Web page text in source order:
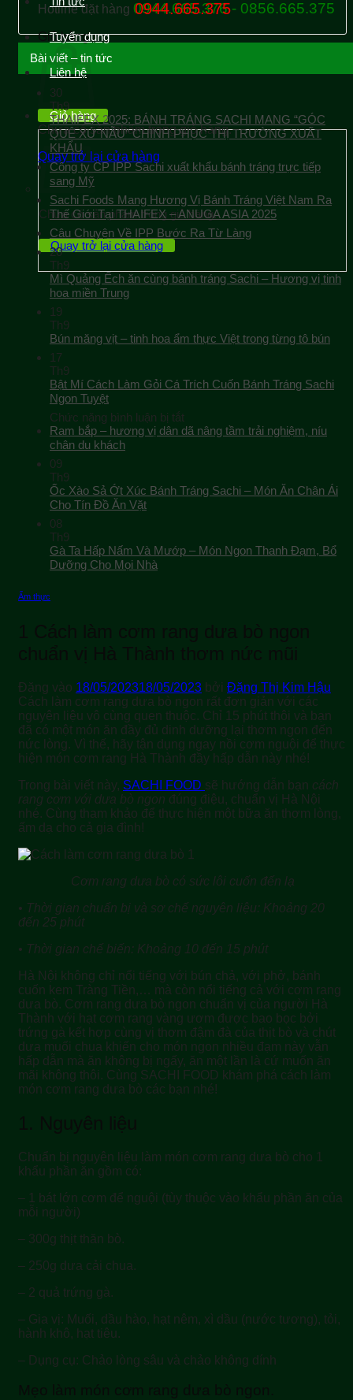
Hotline đặt hàng 0944.665.376 - 0856.665.375
Giỏ hàng
Chưa có sản phẩm trong giỏ hàng.
Quay trở lại cửa hàng
Tuyển dụng
Liên hệ
Giỏ hàng
Chưa có sản phẩm trong giỏ hàng.
Quay trở lại cửa hàng
0944.665.375
Bài viết – tin tức
30
Th9
THAIFEX 2025: BÁNH TRÁNG SACHI MANG “GÓC
QUÊ XỨ NẪU” CHINH PHỤC THỊ TRƯỜNG XUẤT
KHẨU
Công ty CP IPP Sachi xuất khẩu bánh tráng trực tiếp
sang Mỹ
Sachi Foods Mang Hương Vị Bánh Tráng Việt Nam Ra
Thế Giới Tại THAIFEX – ANUGA ASIA 2025
Câu Chuyện Về IPP Bước Ra Từ Làng
20
Th9
Mì Quảng Ếch ăn cùng bánh tráng Sachi – Hương vị tinh
hoa miền Trung
19
Th9
Bún măng vịt – tinh hoa ẩm thực Việt trong từng tô bún
17
Th9
Bật Mí Cách Làm Gỏi Cá Trích Cuốn Bánh Tráng Sachi
Ngon Tuyệt
Chức năng bình luận bị tắtở
Bật
Gỏi
Cá
Tráng
Ram bắp – hương vị dân dã nâng tầm trải nghiệm, níu
chân du khách
09
Th9
Ốc Xào Sả Ớt Xúc Bánh Tráng Sachi – Món Ăn Chân Ái
Cho Tín Đồ Ăn Vặt
08
Th9
Gà Ta Hấp Nấm Và Mướp – Món Ngon Thanh Đạm, Bổ
Dưỡng Cho Mọi Nhà
Ẩm thực
1 Cách làm cơm rang dưa bò ngon
chuẩn vị Hà Thành thơm nức mũi
Đăng vào 18/05/202318/05/2023 bởi Đặng Thị Kim Hậu
Cách làm cơm rang dưa bò ngon rất đơn giản với các
nguyên liệu vô cùng quen thuộc. Chỉ 15 phút thôi và bạn
đã có một món ăn đầy đủ dinh dưỡng lại thơm ngon đến
nức lòng. Vì thế, hãy tận dụng ngay nồi cơm nguội để thực
hiện món cơm rang Hà Thành đầy hấp dẫn này nhé!
Trong bài viết này, SACHI FOOD sẽ hướng dẫn bạn cách
rang cơm với dưa bò ngon đúng điệu, chuẩn vị Hà Nội
nhé. Cùng tham khảo để thực hiện một bữa ăn thơm lòng,
ấm dạ cho cả gia đình!
Cơm rang dưa bò có sức lôi cuốn đến lạ
• Thời gian chuẩn bị và sơ chế nguyên liệu: Khoảng 20
đến 25 phút
• Thời gian chế biến: Khoảng 10 đến 15 phút
Hà Nội không chỉ nổi tiếng với bún chả, với phở, bánh
cuốn kem Tràng Tiền,… mà còn nổi tiếng cả với cơm rang
dưa bò. Cơm rang dưa bò ngon chuẩn vị của người Hà
Thành với hạt cơm rang vàng ươm được bao bọc bởi
trứng gà kết hợp cùng vị thơm đậm đà của thịt bò và chút
dưa muối chua khiến cho món ngon nhiều đạm này vẫn
hấp dẫn mà ăn không bị ngấy, ăn một lần là cứ muốn ăn
mãi không thôi. Cùng SACHI FOOD khám phá cách làm
món cơm rang dưa bò các bạn nhé!
1. Nguyên liệu
Chuẩn bị nguyên liệu làm món cơm rang dưa bò cho 1
khẩu phần ăn gồm có:
– 1 bát lớn cơm để nguội (tùy thuộc vào khẩu phần ăn của
mỗi người)
– 300g thịt thăn bò.
– 250g dưa cải chua.
– 2 quả trứng gà.
– Gia vị: Muối, dầu hào, hạt nêm, xì dầu (nước tương), tỏi,
hành khô, hạt tiêu.
– Dụng cụ: Chảo lòng sâu và chảo không dính
Mẹo làm món cơm rang dưa bò ngon.